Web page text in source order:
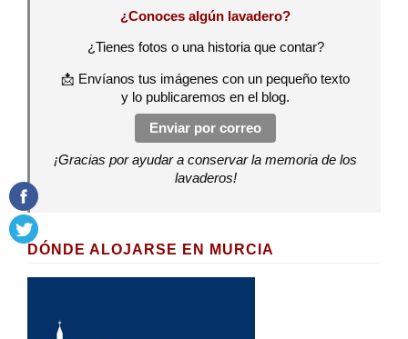
¿Conoces algún lavadero?
¿Tienes fotos o una historia que contar?
📩 Envíanos tus imágenes con un pequeño texto
y lo publicaremos en el blog.
Enviar por correo
¡Gracias por ayudar a conservar la memoria de los
lavaderos!
DÓNDE ALOJARSE EN MURCIA